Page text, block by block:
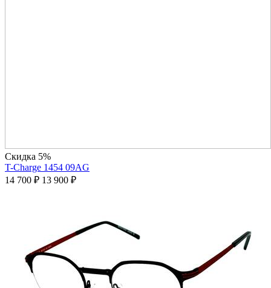
Скидка 5%
T-Charge 1454 09AG
14 700 ₽ 13 900 ₽